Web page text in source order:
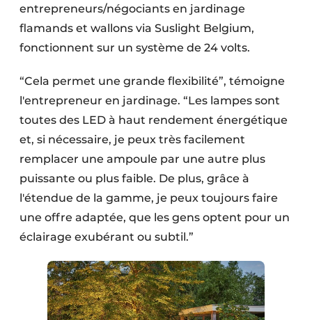
entrepreneurs/négociants en jardinage
flamands et wallons via Suslight Belgium,
fonctionnent sur un système de 24 volts.
“Cela permet une grande flexibilité”, témoigne
l'entrepreneur en jardinage. “Les lampes sont
toutes des LED à haut rendement énergétique
et, si nécessaire, je peux très facilement
remplacer une ampoule par une autre plus
puissante ou plus faible. De plus, grâce à
l'étendue de la gamme, je peux toujours faire
une offre adaptée, que les gens optent pour un
éclairage exubérant ou subtil.”